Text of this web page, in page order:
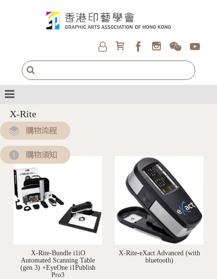
X-Rite
沒有現貨(訂購需要1-2個月不等的時間)
X-Rite-Bundle i1iO
Automated Scanning Table
(gen 3) +EyeOne i1Publish
Pro3
沒有現貨(訂購需要1-2個月不等的時間)
X-Rite-eXact Advanced (with
bluetooth)